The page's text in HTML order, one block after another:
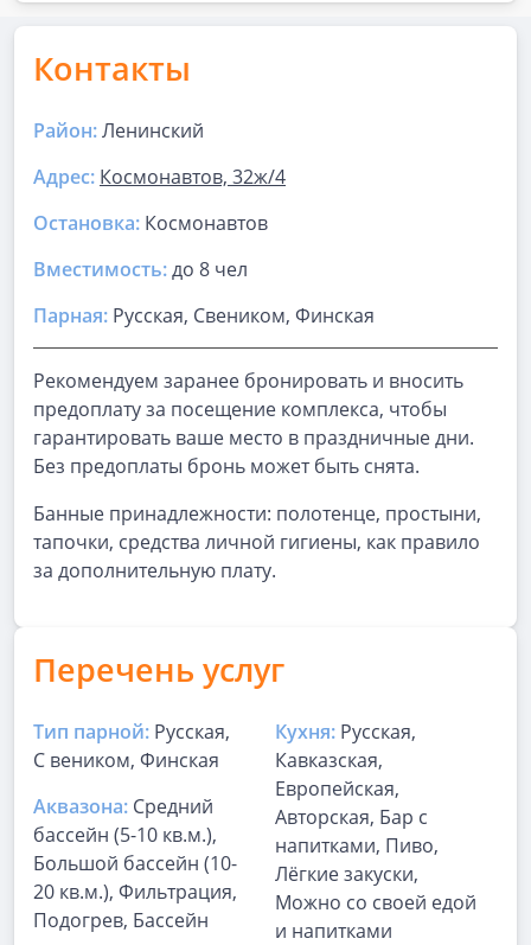
Контакты
Район:Ленинский
Адрес: Космонавтов, 32ж/4
Остановка: Космонавтов
Вместимость:до 8 чел
Парная: Русская, Свеником, Финская
Рекомендуем заранее бронировать и вносить
предоплату за посещение комплекса, чтобы
гарантировать ваше место в праздничные дни.
Без предоплаты бронь может быть снята.
Банные принадлежности: полотенце, простыни,
тапочки, средства личной гигиены, как правило
за дополнительную плату.
Перечень услуг
Тип парной: Русская,
С веником, Финская
Аквазона: Средний
бассейн (5-10 кв.м.),
Большой бассейн (10-
20 кв.м.), Фильтрация,
Подогрев, Бассейн
Кухня: Русская,
Кавказская,
Европейская,
Авторская, Бар с
напитками, Пиво,
Лёгкие закуски,
Можно со своей едой
и напитками